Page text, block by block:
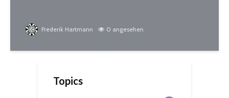
Frederik Hartmann 0 angesehen
Topics